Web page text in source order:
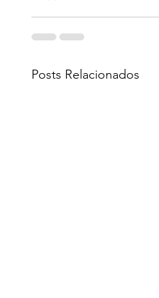
Posts Relacionados